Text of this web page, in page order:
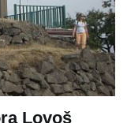
Lovoš